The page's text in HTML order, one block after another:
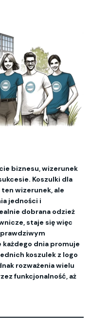
biznesu, wizerunek
Koszulki dla
wizerunek, ale
jedności i
dobrana odzież
staje się więc
dnia promuje
koszulek z logo
rozważenia wielu
funkcjonalność, aż